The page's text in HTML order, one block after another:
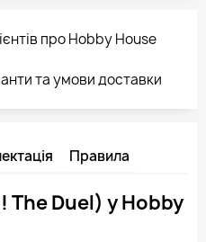
про Hobby House
та умови доставки
Правила
The Duel) у Hobby